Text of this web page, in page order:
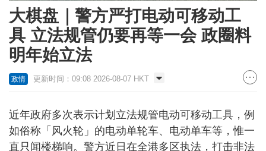
大棋盘｜警方严打电动可移动工
具 立法规管仍要再等一会 政圈料
明年始立法
政情 更新时间：09:08 2026-08-07 HKT
近年政府多次表示计划立法规管电动可移动工具，例
如俗称「风火轮」的电动单轮车、电动单车等，惟一
直只闻楼梯响。警方近日在全港多区执法，打击非法